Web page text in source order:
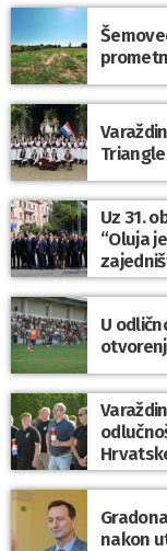
Uz 31.
“Oluja
U
nakon